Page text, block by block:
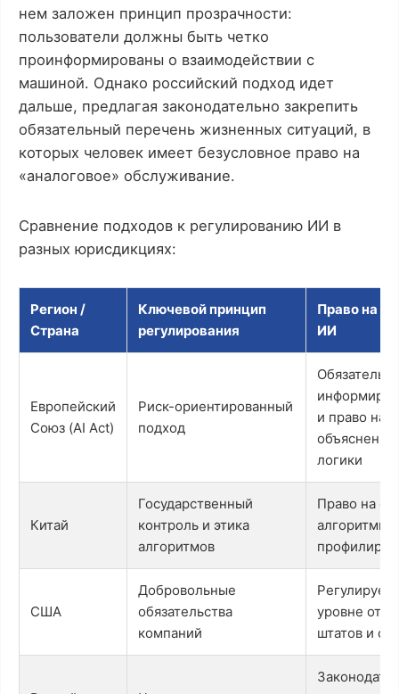
нем заложен принцип прозрачности:
пользователи должны быть четко
проинформированы о взаимодействии с
машиной. Однако российский подход идет
дальше, предлагая законодательно закрепить
обязательный перечень жизненных ситуаций, в
которых человек имеет безусловное право на
«аналоговое» обслуживание.
Сравнение подходов к регулированию ИИ в
разных юрисдикциях:
Регион /
Страна
Ключевой принцип
регулирования
Право на
ИИ
Европейский
Союз (AI Act)
Риск-ориентированный
подход
и право на
объяснение
логики
Китай
Государственный
контроль и этика
алгоритмов
Право на
США
Добровольные
обязательства
компаний
уровне
штатов и